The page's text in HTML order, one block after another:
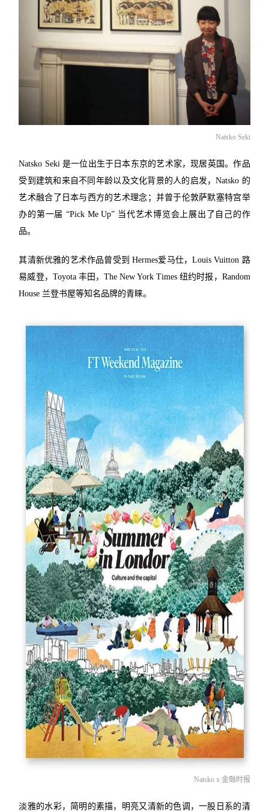
Natsko Seki
Natsko Seki 是一位出生于日本东京的艺术家，现居英国。作品
受到建筑和来自不同年龄以及文化背景的人的启发，Natsko 的
艺术融合了日本与西方的艺术理念；并曾于伦敦萨默塞特宫举
办的第一届 “Pick Me Up” 当代艺术博览会上展出了自己的作
品。
其清新优雅的艺术作品曾受到 Hermes爱马仕，Louis Vuitton 路
易威登，Toyota 丰田，The New York Times 纽约时报，Random
House 兰登书屋等知名品牌的青睐。
Natsko x 金融时报
淡雅的水彩，简明的素描，明亮又清新的色调，一股日系的清